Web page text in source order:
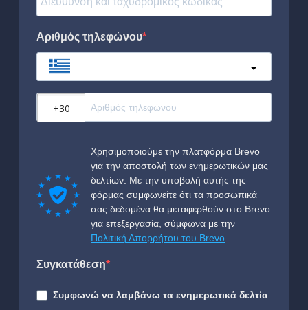
Αριθμός τηλεφώνου
Χρησιμοποιούμε την πλατφόρμα Brevo
για την αποστολή των ενημερωτικών μας
δελτίων. Με την υποβολή αυτής της
φόρμας συμφωνείτε ότι τα προσωπικά
σας δεδομένα θα μεταφερθούν στο Brevo
για επεξεργασία, σύμφωνα με την
Πολιτική Απορρήτου του Brevo
Συγκατάθεση
Συμφωνώ να λαμβάνω τα ενημερωτικά δελτία